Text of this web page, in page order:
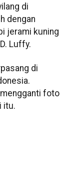
di
dengan
jerami kuning
Luffy.
di
foto
itu.